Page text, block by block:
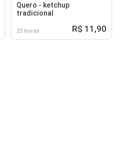
Quero - ketchup
tradicional
23 horas R$ 11,90